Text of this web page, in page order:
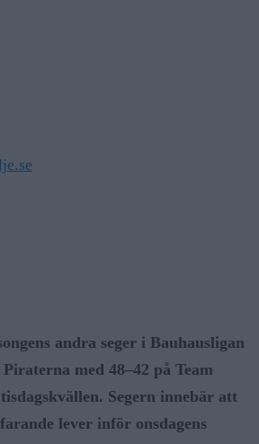
andra seger i Bauhausligan
Piraterna med 48–42 på Team
Segern innebär att
lever inför onsdagens